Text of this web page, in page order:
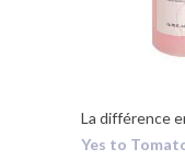
La différence
Yes to